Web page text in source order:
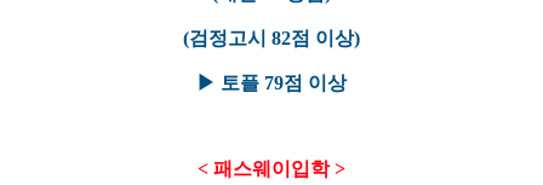
(검정고시 82점 이상)
▶ 토플 79점 이상
< 패스웨이입학 >